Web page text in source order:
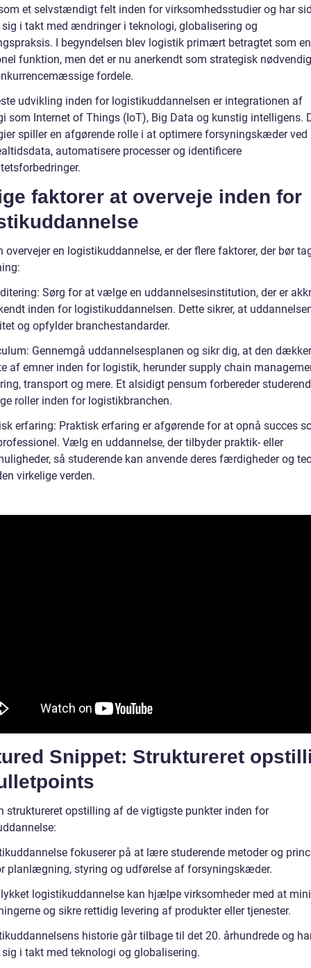
et selvstændigt felt inden for virksomhedsstudier og har
i takt med ændringer i teknologi, globalisering og
I begyndelsen blev logistik primært betragtet som en
funktion, men det er nu anerkendt som strategisk
fordele.
udvikling inden for logistikuddannelsen er integrationen af
som Internet of Things (IoT), Big Data og kunstig intelligens.
spiller en afgørende rolle i at optimere forsyningskæder ved
automatisere processer og identificere
faktorer at overveje inden for
overvejer en logistikuddannelse, er der flere faktorer, der bør
Sørg for at vælge en uddannelsesinstitution, der er
inden for logistikuddannelsen. Dette sikrer, at
og opfylder branchestandarder.
Gennemgå uddannelsesplanen og sikr dig, at den
af emner inden for logistik, herunder supply chain
transport og mere. Et alsidigt pensum forbereder
roller inden for logistikbranchen.
erfaring: Praktisk erfaring er afgørende for at opnå succes
Vælg en uddannelse, der tilbyder praktik- eller
så studerende kan anvende deres færdigheder og
virkelige verden.
Snippet: Struktureret
struktureret opstilling af de vigtigste punkter inden for
fokuserer på at lære studerende metoder og
planlægning, styring og udførelse af forsyningskæder.
logistikuddannelse kan hjælpe virksomheder med at
og sikre rettidig levering af produkter eller tjenester.
historie går tilbage til det 20. århundrede og
i takt med teknologi og globalisering.